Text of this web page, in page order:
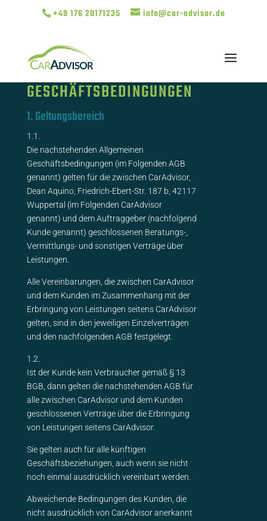
+49 176 20171235 info@car-advisor.de
ALLGEMEINE
GESCHÄFTSBEDINGUNGEN
1. Geltungsbereich
1.1.
Die nachstehenden Allgemeinen
Geschäftsbedingungen (im Folgenden AGB
genannt) gelten für die zwischen CarAdvisor,
Dean Aquino, Friedrich-Ebert-Str. 187 b, 42117
Wuppertal (im Folgenden CarAdvisor
genannt) und dem Auftraggeber (nachfolgend
Kunde genannt) geschlossenen Beratungs-,
Vermittlungs- und sonstigen Verträge über
Leistungen.
Alle Vereinbarungen, die zwischen CarAdvisor
und dem Kunden im Zusammenhang mit der
Erbringung von Leistungen seitens CarAdvisor
gelten, sind in den jeweiligen Einzelverträgen
und den nachfolgenden AGB festgelegt.
1.2.
Ist der Kunde kein Verbraucher gemäß § 13
BGB, dann gelten die nachstehenden AGB für
alle zwischen CarAdvisor und dem Kunden
geschlossenen Verträge über die Erbringung
von Leistungen seitens CarAdvisor.
Sie gelten auch für alle künftigen
Geschäftsbeziehungen, auch wenn sie nicht
noch einmal ausdrücklich vereinbart werden.
Abweichende Bedingungen des Kunden, die
nicht ausdrücklich von CarAdvisor anerkannt